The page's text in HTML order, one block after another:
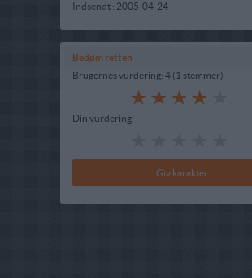
Indsendt : 2005-04-24
Bedøm retten
Brugernes vurdering: 4 (1 stemmer)
Din vurdering: